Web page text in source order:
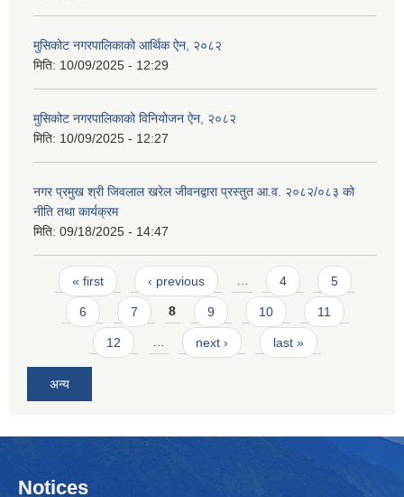
मुसिकोट नगरपालिकाको आर्थिक ऐन, २०८२
मिति: 10/09/2025 - 12:29
मुसिकोट नगरपालिकाको विनियोजन ऐन, २०८२
मिति: 10/09/2025 - 12:27
नगर प्रमुख श्री जिवलाल खरेल जीवनद्वारा प्रस्तुत आ.व. २०८२/०८३ को
नीति तथा कार्यक्रम
मिति: 09/18/2025 - 14:47
Pages
« first ‹ previous … 4 5
6 7 8 9 10 11
12 … next › last »
अन्य
Notices